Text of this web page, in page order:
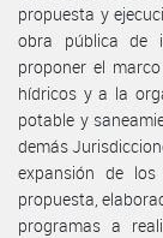
propuesta y
obra pública de
proponer el
hídricos y a la
potable y
demás
expansión de
propuesta,
programas a